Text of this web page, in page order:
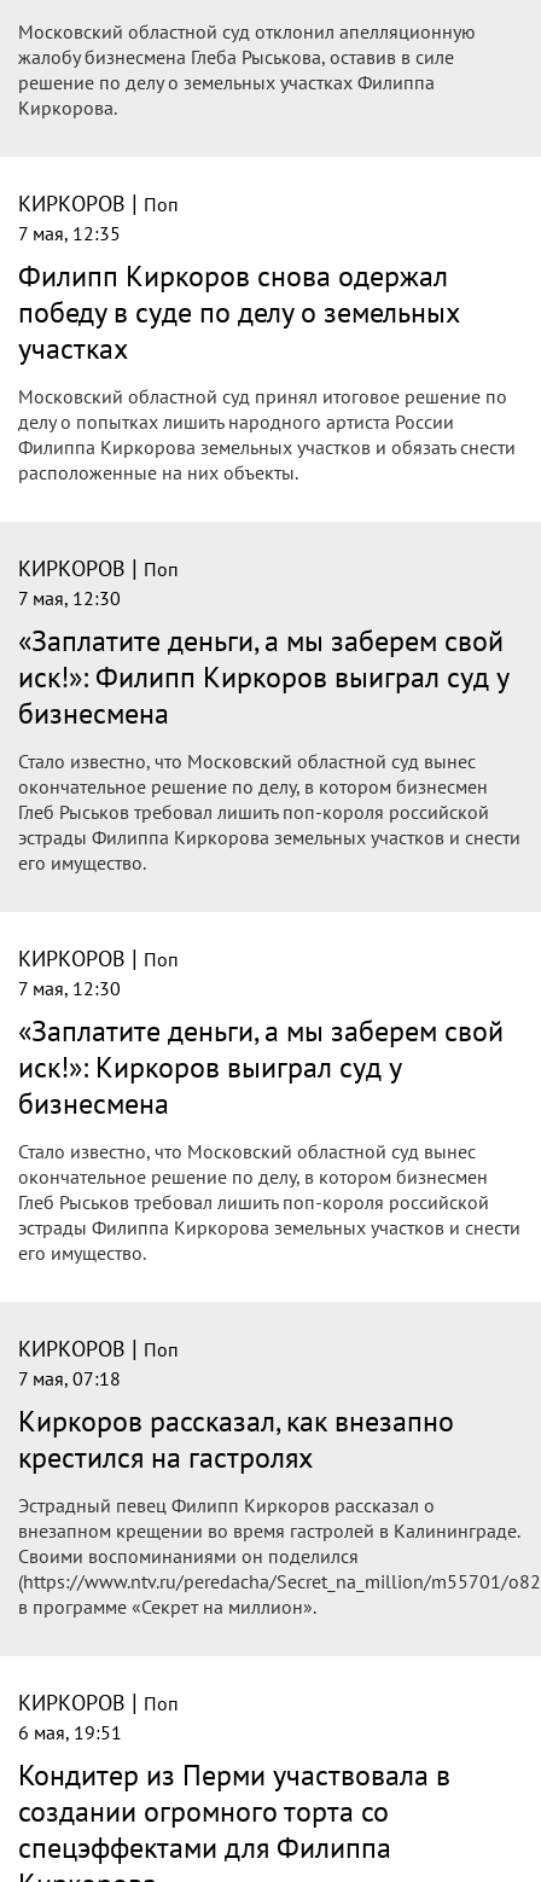
Московский областной суд отклонил апелляционную
жалобу бизнесмена Глеба Рыськова, оставив в силе
решение по делу о земельных участках Филиппа
Киркорова.
КИРКОРОВ | Поп
7 мая, 12:35
Филипп Киркоров снова одержал
победу в суде по делу о земельных
участках
Московский областной суд принял итоговое решение по
делу о попытках лишить народного артиста России
Филиппа Киркорова земельных участков и обязать снести
расположенные на них объекты.
КИРКОРОВ | Поп
7 мая, 12:30
«Заплатите деньги, а мы заберем свой
иск!»: Филипп Киркоров выиграл суд у
бизнесмена
Стало известно, что Московский областной суд вынес
окончательное решение по делу, в котором бизнесмен
Глеб Рыськов требовал лишить поп-короля российской
эстрады Филиппа Киркорова земельных участков и снести
его имущество.
КИРКОРОВ | Поп
7 мая, 12:30
«Заплатите деньги, а мы заберем свой
иск!»: Киркоров выиграл суд у
бизнесмена
Стало известно, что Московский областной суд вынес
окончательное решение по делу, в котором бизнесмен
Глеб Рыськов требовал лишить поп-короля российской
эстрады Филиппа Киркорова земельных участков и снести
его имущество.
КИРКОРОВ | Поп
7 мая, 07:18
Киркоров рассказал, как внезапно
крестился на гастролях
Эстрадный певец Филипп Киркоров рассказал о
внезапном крещении во время гастролей в Калининграде.
Своими воспоминаниями он поделился
(https://www.ntv.ru/peredacha/Secret_na_million/m55701/
в программе «Секрет на миллион».
КИРКОРОВ | Поп
6 мая, 19:51
Кондитер из Перми участвовала в
создании огромного торта со
спецэффектами для Филиппа